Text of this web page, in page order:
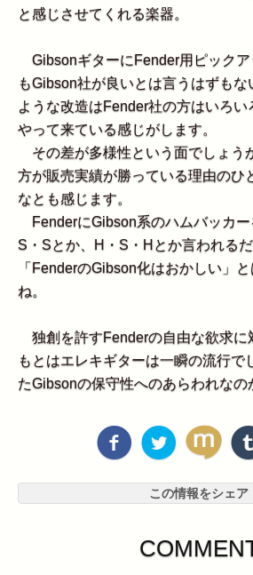
と感じさせてくれる楽器。
GibsonギターにFender用ピックア
もGibson社が良いとは言うはずも
ような改造はFender社の方はいろ
やって来ている感じがします。
その差が多様性という面でしょう
方が販売実績が勝っている理由のひ
なとも感じます。
FenderにGibson系のハムバッカー
S・Sとか、H・S・Hとか言われる
「FenderのGibson化はおかしい」
ね。
独創を許すFenderの自由な欲求に
もとはエレキギターは一瞬の流行で
たGibsonの保守性へのあらわれなの
この情報をシェア